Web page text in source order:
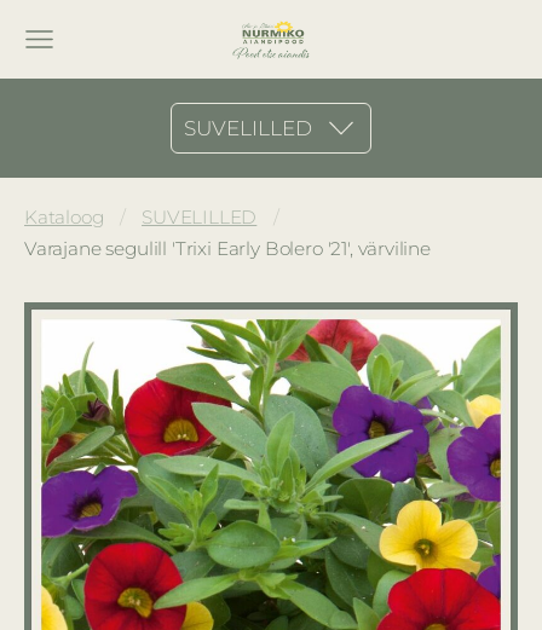
SUVELILLED
Kataloog
SUVELILLED
Varajane segulill 'Trixi Early Bolero '21', värviline